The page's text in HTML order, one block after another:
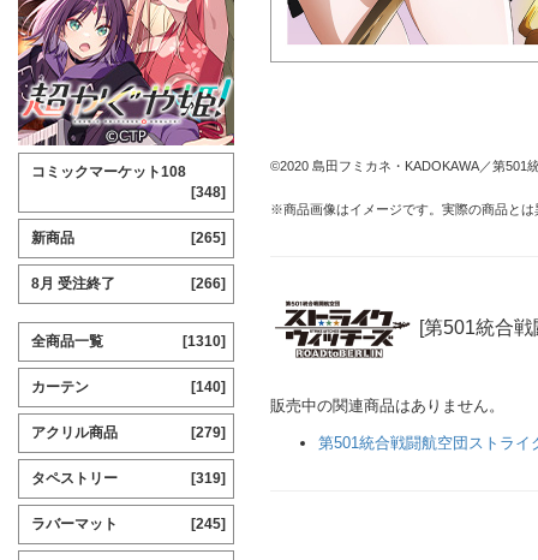
©2020 島田フミカネ・KADOKAWA／第501
※商品画像はイメージです。実際の商品と
[第501統合
販売中の関連商品はありません。
第501統合戦闘航空団ストラ
コミックマーケット108
[348]
新商品 [265]
8月 受注終了 [266]
全商品一覧 [1310]
カーテン [140]
アクリル商品 [279]
タペストリー [319]
ラバーマット [245]